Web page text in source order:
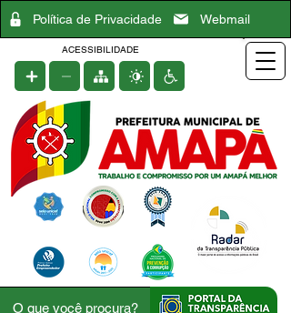
Política de Privacidade Webmail
ACESSIBILIDADE